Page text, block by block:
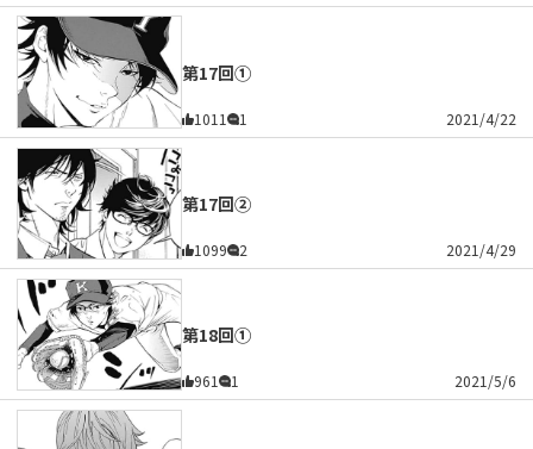
第17回①
1011 1 2021/4/22
第17回②
1099 2 2021/4/29
第18回①
961 1 2021/5/6